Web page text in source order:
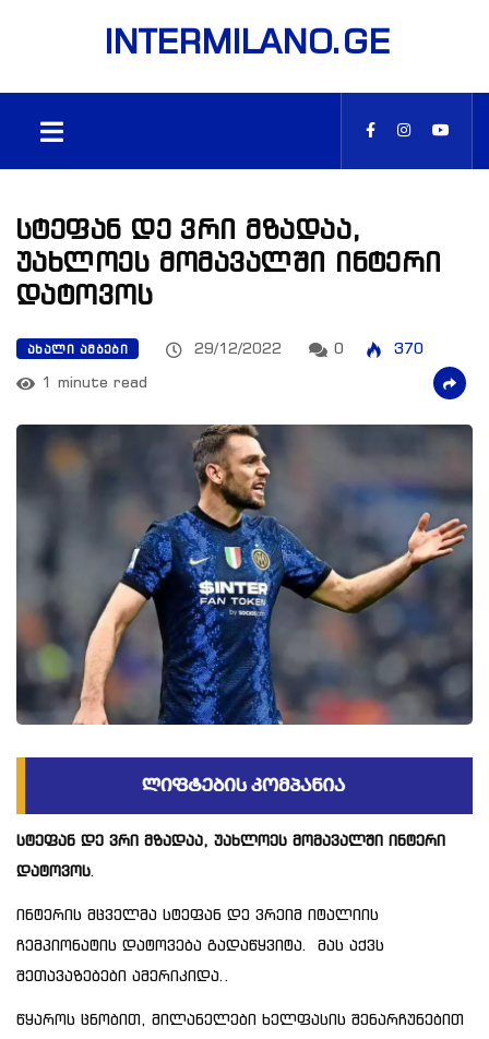
INTERMILANO.GE
სტეფან დე ვრი მზადაა,
უახლოეს მომავალში ინტერი
დატოვოს
ᲐᲮᲐᲚᲘ ᲐᲛᲑᲔᲑᲘ 29/12/2022 0
370
1 minute read
სტეფან დე ვრი მზადაა, უახლოეს მომავალში ინტერი
დატოვოს.
ინტერის მცველმა სტეფან დე ვრეიმ იტალიის
ჩემპიონატის დატოვება გადაწყვიტა. მას აქვს
შეთავაზებები ამერიკიდა..
წყაროს ცნობით, მილანელები ხელფასის შენარჩუნებით